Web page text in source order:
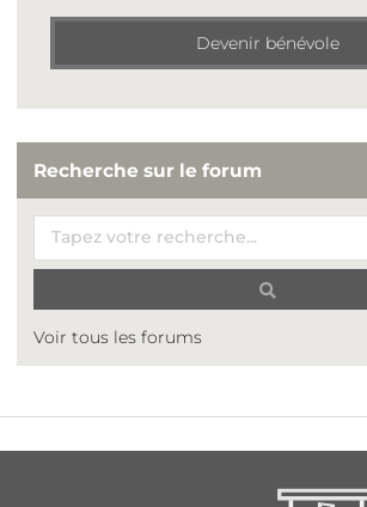
Devenir bénévole
Recherche sur le forum
Voir tous les forums